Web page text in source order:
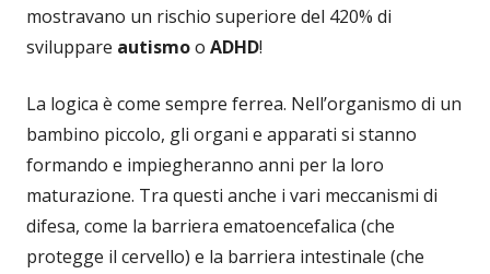
mostravano un rischio superiore del 420% di
sviluppare autismoo ADHD!
La logica è come sempre ferrea. Nell’organismo di un
bambino piccolo, gli organi e apparati si stanno
formando e impiegheranno anni per la loro
maturazione. Tra questi anche i vari meccanismi di
difesa, come la barriera ematoencefalica (che
protegge il cervello) e la barriera intestinale (che